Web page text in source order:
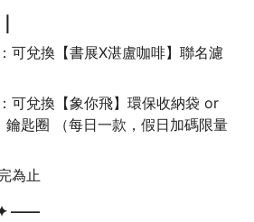
可兌換【書展X湛盧咖啡】聯名濾
可兌換【象你飛】環保收納袋 or
鑰匙圈 （每日一款，假日加碼限量
為止
——